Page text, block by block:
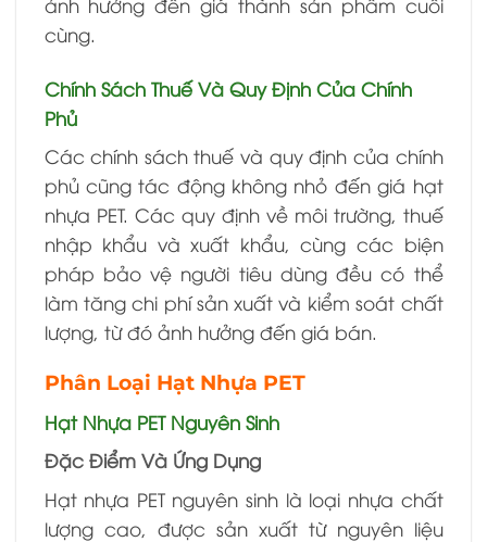
ảnh hưởng đến giá thành sản phẩm cuối
cùng.
Chính Sách Thuế Và Quy Định Của Chính
Phủ
Các chính sách thuế và quy định của chính
phủ cũng tác động không nhỏ đến giá hạt
nhựa PET. Các quy định về môi trường, thuế
nhập khẩu và xuất khẩu, cùng các biện
pháp bảo vệ người tiêu dùng đều có thể
làm tăng chi phí sản xuất và kiểm soát chất
lượng, từ đó ảnh hưởng đến giá bán.
Phân Loại Hạt Nhựa PET
Hạt Nhựa PET Nguyên Sinh
Đặc Điểm Và Ứng Dụng
Hạt nhựa PET nguyên sinh là loại nhựa chất
lượng cao, được sản xuất từ nguyên liệu